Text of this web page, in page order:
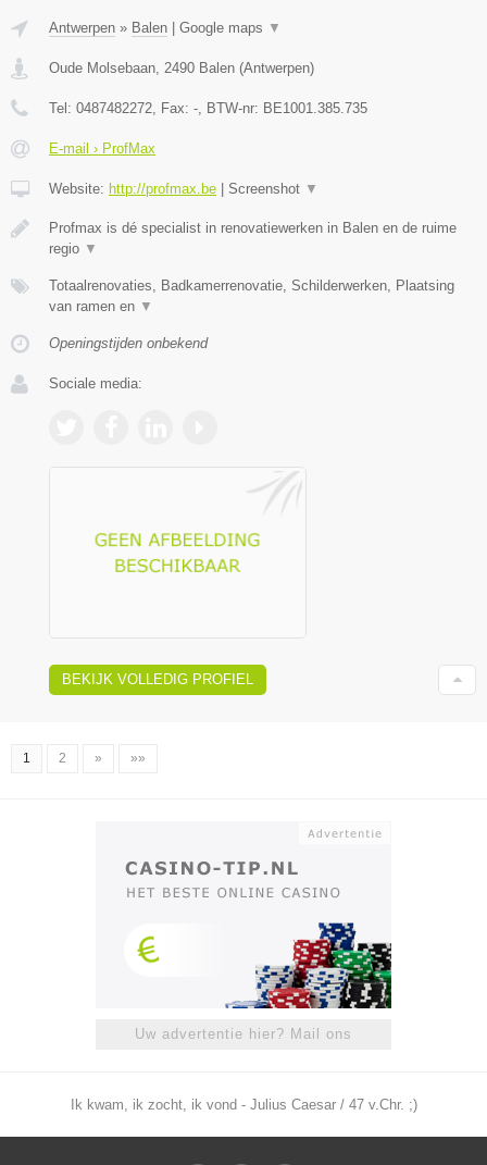
Antwerpen » Balen Google maps ▼
Oude Molsebaan 2490 Balen (Antwerpen)
Tel: 0487482272 , Fax: - , BTW-nr: BE1001.385.735
E-mail › ProfMax
Website: http://profmax.be Screenshot ▼
Profmax is dé specialist in renovatiewerken in Balen en de ruime
regio ▼
Totaalrenovaties, Badkamerrenovatie, Schilderwerken, Plaatsing
van ramen en ▼
Openingstijden onbekend
Sociale media:
BEKIJK VOLLEDIG PROFIEL
1 2 » »»
Uw advertentie hier? Mail ons
Ik kwam, ik zocht, ik vond - Julius Caesar / 47 v.Chr. ;)